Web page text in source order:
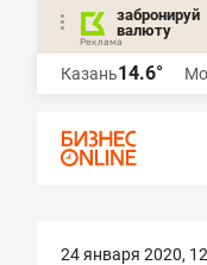
забронируй
валюту
Казань14.6°
24 января 2020,